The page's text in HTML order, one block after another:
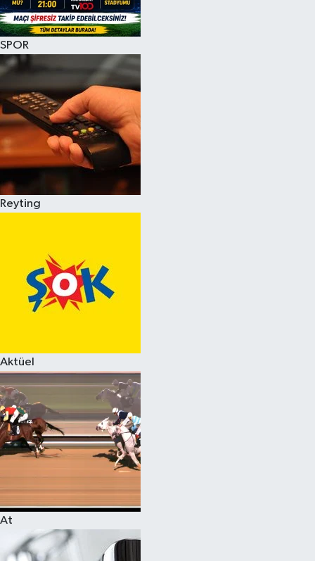
SPOR
Reyting
Aktüel
At